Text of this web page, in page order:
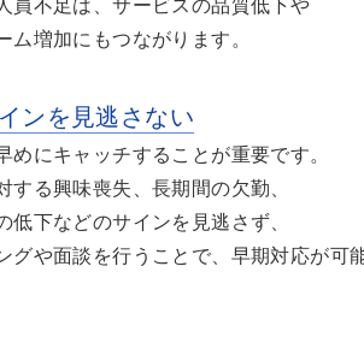
ム増加にもつながります。
ンを見逃さない
めにキャッチすることが重要です。
する興味喪失、長期間の欠勤、
低下などのサインを見逃さず、
グや面談を行うことで、早期対応が可